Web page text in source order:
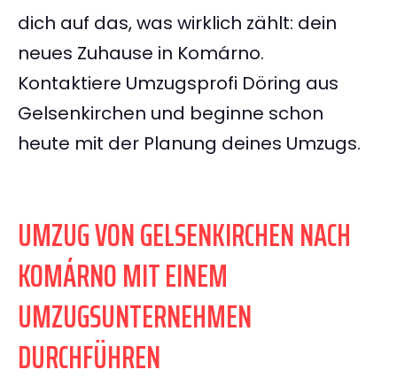
dich auf das, was wirklich zählt: dein
neues Zuhause in Komárno.
Kontaktiere Umzugsprofi Döring aus
Gelsenkirchen und beginne schon
heute mit der Planung deines Umzugs.
UMZUG VON GELSENKIRCHEN NACH
KOMÁRNO MIT EINEM
UMZUGSUNTERNEHMEN
DURCHFÜHREN